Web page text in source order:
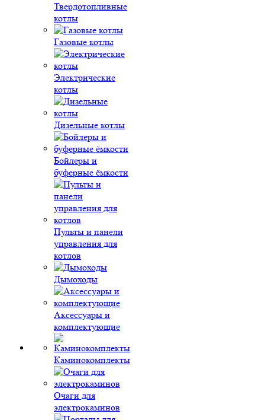
Твердотопливные
котлы
Газовые котлы
Электрические
котлы
Дизельные котлы
Бойлеры и
буферные ёмкости
Пульты и панели
управления для
котлов
Дымоходы
Аксессуары и
комплектующие
Каминокомплекты
Очаги для
электрокаминов